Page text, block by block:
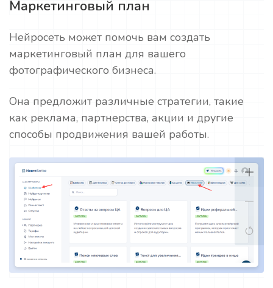
Маркетинговый план
Нейросеть может помочь вам создать
маркетинговый план для вашего
фотографического бизнеса.
Она предложит различные стратегии, такие
как реклама, партнерства, акции и другие
способы продвижения вашей работы.